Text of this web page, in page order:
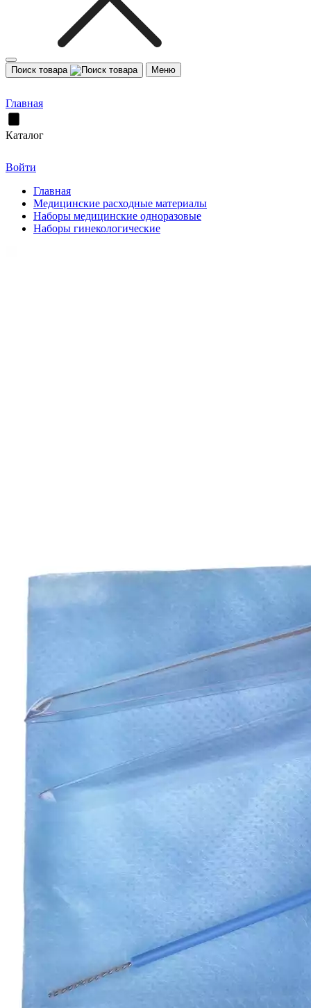
Поиск товара Меню
Главная
Каталог
Войти
Главная
Медицинские расходные материалы
Наборы медицинские одноразовые
Наборы гинекологические